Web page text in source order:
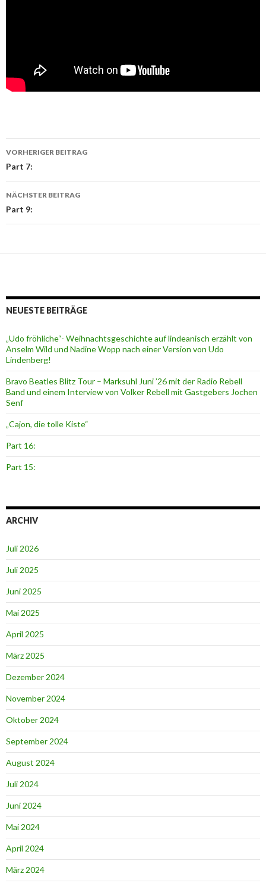
Beitragsnavigation
VORHERIGER BEITRAG
Part 7:
NÄCHSTER BEITRAG
Part 9:
NEUESTE BEITRÄGE
„Udo fröhliche“- Weihnachtsgeschichte auf lindeanisch erzählt von
Anselm Wild und Nadine Wopp nach einer Version von Udo
Lindenberg!
Bravo Beatles Blitz Tour – Marksuhl Juni ’26 mit der Radio Rebell
Band und einem Interview von Volker Rebell mit Gastgebers Jochen
Senf
„Cajon, die tolle Kiste“
Part 16:
Part 15:
ARCHIV
Juli 2026
Juli 2025
Juni 2025
Mai 2025
April 2025
März 2025
Dezember 2024
November 2024
Oktober 2024
September 2024
August 2024
Juli 2024
Juni 2024
Mai 2024
April 2024
März 2024